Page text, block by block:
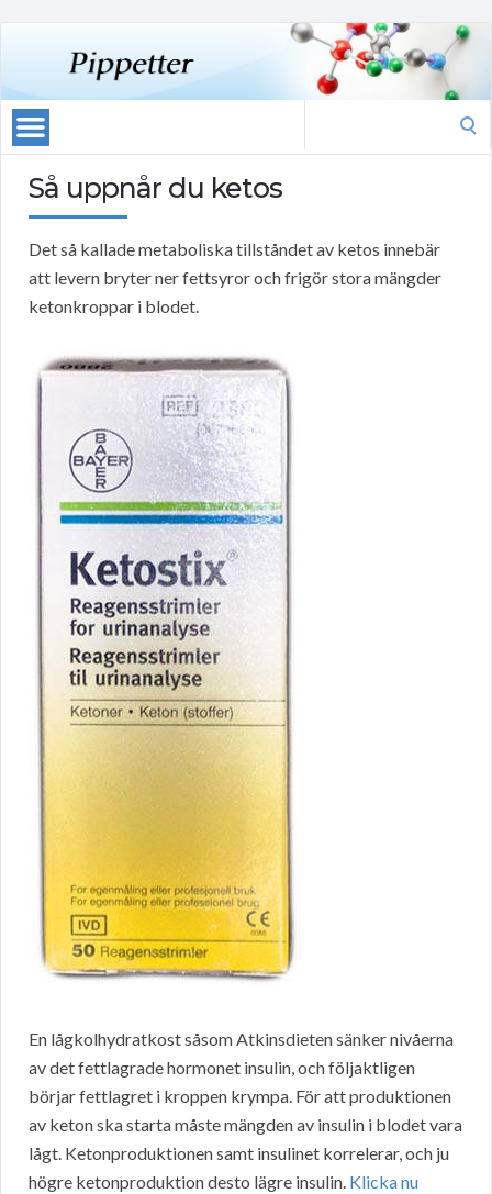
Så uppnår du ketos
Det så kallade metaboliska tillståndet av ketos innebär
att levern bryter ner fettsyror och frigör stora mängder
ketonkroppar i blodet.
En lågkolhydratkost såsom Atkinsdieten sänker nivåerna
av det fettlagrade hormonet insulin, och följaktligen
börjar fettlagret i kroppen krympa. För att produktionen
av keton ska starta måste mängden av insulin i blodet vara
lågt. Ketonproduktionen samt insulinet korrelerar, och ju
högre ketonproduktion desto lägre insulin. Klicka nu